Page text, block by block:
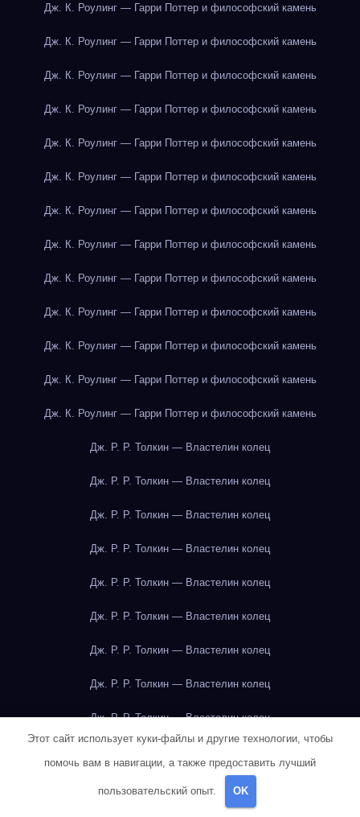
Дж. К. Роулинг — Гарри Поттер и философский камень
Дж. К. Роулинг — Гарри Поттер и философский камень
Дж. К. Роулинг — Гарри Поттер и философский камень
Дж. К. Роулинг — Гарри Поттер и философский камень
Дж. К. Роулинг — Гарри Поттер и философский камень
Дж. К. Роулинг — Гарри Поттер и философский камень
Дж. К. Роулинг — Гарри Поттер и философский камень
Дж. К. Роулинг — Гарри Поттер и философский камень
Дж. К. Роулинг — Гарри Поттер и философский камень
Дж. К. Роулинг — Гарри Поттер и философский камень
Дж. К. Роулинг — Гарри Поттер и философский камень
Дж. К. Роулинг — Гарри Поттер и философский камень
Дж. К. Роулинг — Гарри Поттер и философский камень
Дж. Р. Р. Толкин — Властелин колец
Дж. Р. Р. Толкин — Властелин колец
Дж. Р. Р. Толкин — Властелин колец
Дж. Р. Р. Толкин — Властелин колец
Дж. Р. Р. Толкин — Властелин колец
Дж. Р. Р. Толкин — Властелин колец
Дж. Р. Р. Толкин — Властелин колец
Дж. Р. Р. Толкин — Властелин колец
Дж. Р. Р. Толкин — Властелин колец
Дж. Р. Р. Толкин — Властелин колец
Этот сайт использует куки-файлы и другие технологии, чтобы
помочь вам в навигации, а также предоставить лучший
пользовательский опыт. OK